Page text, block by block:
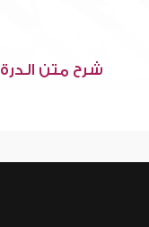
شرح متن الدرة